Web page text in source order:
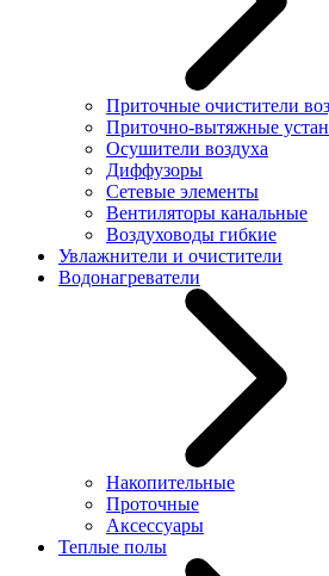
Приточные очистители
Приточно-вытяжные
Осушители воздуха
Диффузоры
Сетевые элементы
Вентиляторы канальные
Воздуховоды гибкие
Увлажнители и очистители
Водонагреватели
Накопительные
Проточные
Аксессуары
Теплые полы